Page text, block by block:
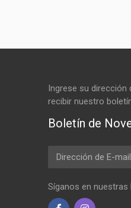
Ingrese su
recibir nuestro
Boletín de
Email Address
Síganos en nuestras